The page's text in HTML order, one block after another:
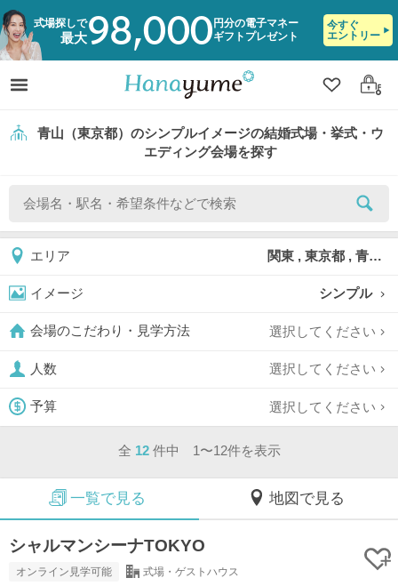
式場探しで
最大98,000 円分の電子マネー
ギフトプレゼント
今すぐ
エントリー
クリップ
ログ
青山（東京都）のシンプルイメージの結婚式場・挙式・ウ
エディング会場を探す
エリア 関東 , 東京都 , 青山
イメージ シンプル
会場のこだわり・見学方法 選択してください
人数 選択してください
予算 選択してください
全 12 件中 1〜12件を表示
一覧で見る 地図で見る
シャルマンシーナTOKYO
オンライン見学可能 式場・ゲストハウス